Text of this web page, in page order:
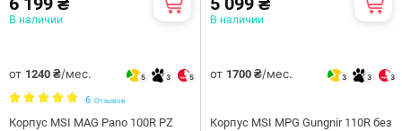
В наличии
от 1240 ₴/мес. 5 3 5
6 Отзывов
Корпус MSI MAG Pano 100R PZ
В наличии
от 1700 ₴/мес. 3 3 3
Корпус MSI MPG Gungnir 110R без